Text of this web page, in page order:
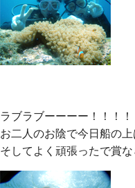
ラブラブーーーー！！！！
お二人のお陰で今日船の